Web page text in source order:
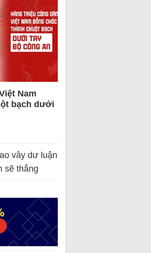
Nam
bạch dưới
vây dư luận
sẽ thắng